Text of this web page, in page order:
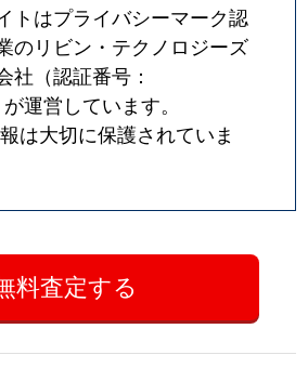
トはプライバシーマーク認
のリビン・テクノロジーズ
社（認証番号：
が運営しています。
は大切に保護されていま